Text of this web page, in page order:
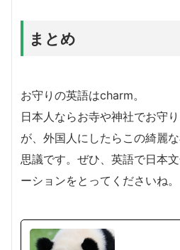
まとめ
お守りの英語はcharm。
日本人ならお寺や神社でお守
が、外国人にしたらこの綺麗
思議です。ぜひ、英語で日本
ーションをとってくださいね。